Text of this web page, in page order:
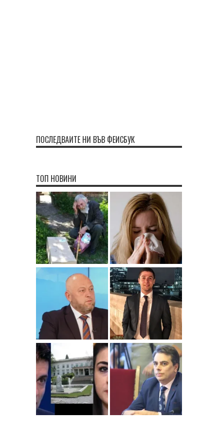
ПОСЛЕДВАЙТЕ НИ ВЪВ ФЕЙСБУК
ТОП НОВИНИ